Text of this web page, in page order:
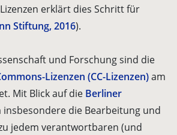
erklärt dies Schritt für
Stiftung, 2016).
und Forschung sind die
Lizenzen (CC-Lizenzen)am
Mit Blick auf die Berliner
insbesondere die Bearbeitung und
jedem verantwortbaren (und